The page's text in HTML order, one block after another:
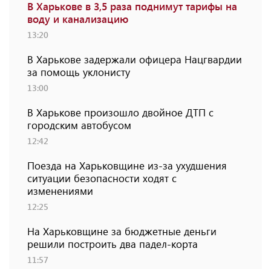
В Харькове в 3,5 раза поднимут тарифы на
воду и канализацию
13:20
В Харькове задержали офицера Нацгвардии
за помощь уклонисту
13:00
В Харькове произошло двойное ДТП с
городским автобусом
12:42
Поезда на Харьковщине из-за ухудшения
ситуации безопасности ходят с
изменениями
12:25
На Харьковщине за бюджетные деньги
решили построить два падел-корта
11:57